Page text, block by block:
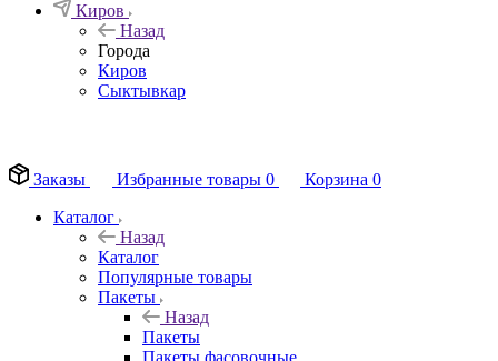
Киров
Назад
Города
Киров
Сыктывкар
Заказы
Избранные товары 0 Корзина 0
Каталог
Назад
Каталог
Популярные товары
Пакеты
Назад
Пакеты
Пакеты фасовочные